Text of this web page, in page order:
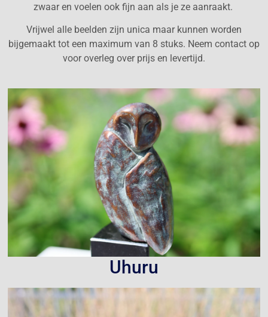
zwaar en voelen ook fijn aan als je ze aanraakt.
Vrijwel alle beelden zijn unica maar kunnen worden
bijgemaakt tot een maximum van 8 stuks. Neem contact op
voor overleg over prijs en levertijd.
Uhuru